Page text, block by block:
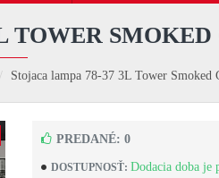
Stojaca lampa 78-37 3L Tower Smoked
TOWER SMOKED
DOSTUPNOSŤ: Dodacia doba je
PREDANÉ: 0